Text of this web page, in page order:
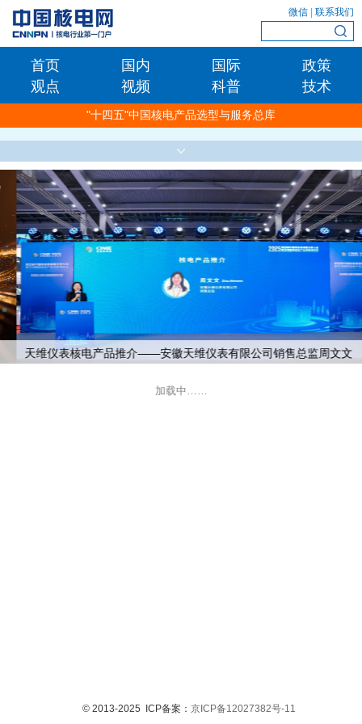
微信 联系我们
首页 国内 国际
政策
观点
视频 科普 技术
"十四五"中国核电产品选型与服务总库
天维仪表核电产品推介——安徽天维仪表有限公司销售总监周文文
加载中……
© 2013-2025 ICP备案： 京ICP备12027382号-11